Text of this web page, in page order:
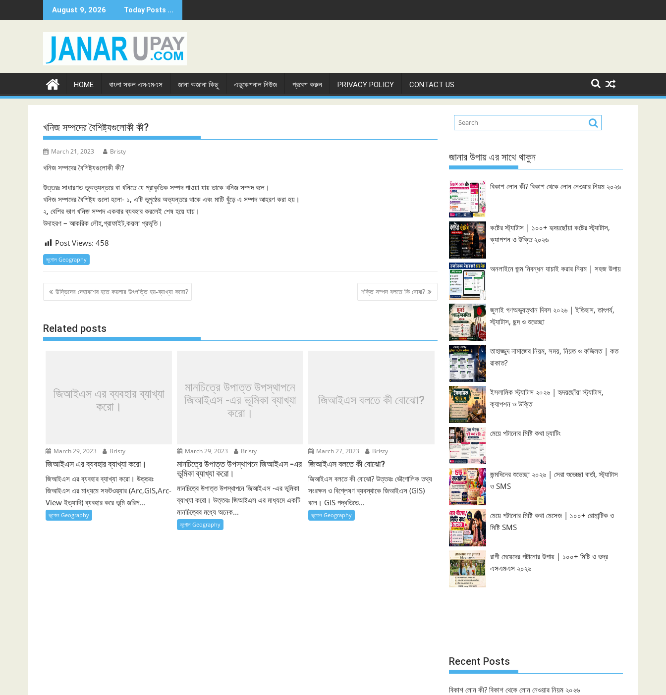
to
August 9, 2026 Today Posts ...
HOME বাংলা সকল এসএমএস জানা অজানা কিছু এডুকেশনাল নিউজ প্রবেশ করুন PRIVACY POLICY CONTACT US
খনিজ সম্পদের বৈশিষ্ট্যগুলোকী কী?
March 21, 2023 Bristy
খনিজ সম্পদের বৈশিষ্ট্যগুলোকী কী?
উত্তরঃ সাধারণত ভূঅভ্যন্তরে বা খনিতে যে প্রাকৃতিক সম্পদ পাওয়া যায় তাকে খনিজ সম্পদ বলে।
খনিজ সম্পদের বৈশিষ্ট্য গুলো হলো- ১, এটি ভূপৃষ্ঠের অভ্যন্তরে থাকে এবং মাটি খুঁড়ে এ সম্পদ আহরণ করা হয়।
২, বেশির ভাগ খনিজ সম্পদ একবার ব্যবহার করলেই শেষ হয়ে যায়।
উদাহরণ – আকরিক লৌহ,গ্রাফাইট,কয়লা প্রভৃতি।
Post Views: 458
ভূগোল Geography
Post
navigation
উদ্ভিদের দেহাবশেষ হতে কয়লার উৎপত্তি হয়-ব্যাখ্যা করো? শক্তি সম্পদ বলতে কি বোঝ?
Related posts
জিআইএস এর ব্যবহার ব্যাখ্যা
করো।
March 29, 2023 Bristy
জিআইএস এর ব্যবহার ব্যাখ্যা করো।
জিআইএস এর ব্যবহার ব্যাখ্যা করো। উত্তরঃ
জিআইএস এর মাধ্যমে সফটওয়্যার (Arc,GIS,Arc-
View ইত্যাদি) ব্যবহার করে ভূমি জরিপ...
ভূগোল Geography
মানচিত্রে উপাত্ত উপস্থাপনে
জিআইএস -এর ভূমিকা ব্যাখ্যা
করো।
March 29, 2023 Bristy
মানচিত্রে উপাত্ত উপস্থাপনে জিআইএস -এর
ভূমিকা ব্যাখ্যা করো।
মানচিত্রে উপাত্ত উপস্থাপনে জিআইএস -এর ভূমিকা
ব্যাখ্যা করো। উত্তরঃ জিআইএস এর মাধ্যমে একটি
মানচিত্রের মধ্যে অনেক...
ভূগোল Geography
জিআইএস বলতে কী বোঝো?
March 27, 2023 Bristy
জিআইএস বলতে কী বোঝো?
জিআইএস বলতে কী বোঝো? উত্তরঃ ভৌগোলিক তথ্য
সংরক্ষন ও বিশ্লেষণ ব্যবস্থাকে জিআইএস (GIS)
বলে। GIS পদ্ধতিতে...
ভূগোল Geography
জানার উপায় এর সাথে থাকুন
বিকাশ লোন কী? বিকাশ থেকে লোন নেওয়ার নিয়ম ২০২৬
কষ্টের স্ট্যাটাস | ১০০+ হৃদয়ছোঁয়া কষ্টের স্ট্যাটাস,
ক্যাপশন ও উক্তি ২০২৬
অনলাইনে জন্ম নিবন্ধন যাচাই করার নিয়ম | সহজ উপায়
জুলাই গণঅভ্যুত্থান দিবস ২০২৬ | ইতিহাস, তাৎপর্য,
স্ট্যাটাস, ছন্দ ও শুভেচ্ছা
তাহাজ্জুদ নামাজের নিয়ম, সময়, নিয়ত ও ফজিলত | কত
রাকাত?
ইসলামিক স্ট্যাটাস ২০২৬ | হৃদয়ছোঁয়া স্ট্যাটাস,
ক্যাপশন ও উক্তি
মেয়ে পটানোর মিষ্টি কথা চ্যাটিং
জন্মদিনের শুভেচ্ছা ২০২৬ | সেরা শুভেচ্ছা বার্তা, স্ট্যাটাস
ও SMS
মেয়ে পটানোর মিষ্টি কথা মেসেজ | ১০০+ রোমান্টিক ও
মিষ্টি SMS
রাগী মেয়েদের পটানোর উপায় | ১০০+ মিষ্টি ও ভদ্র
এসএমএস ২০২৬
Recent Posts
বিকাশ লোন কী? বিকাশ থেকে লোন নেওয়ার নিয়ম ২০২৬